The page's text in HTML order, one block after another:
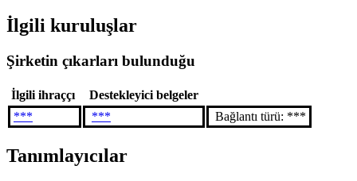
İlgili kuruluşlar
Şirketin çıkarları bulunduğu
İlgili ihraççı
Destekleyici belgeler
***
*** Bağlantı türü: ***
Tanımlayıcılar